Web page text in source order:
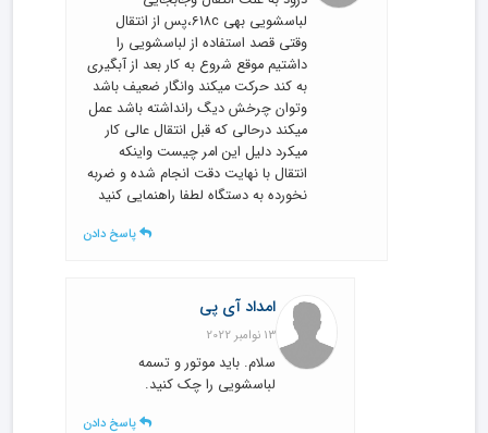
لباسشویی بهی 618c،پس از انتقال
وقتی قصد استفاده از لباسشویی را
داشتیم موقع شروع به کار بعد از آبگیری
به کند حرکت میکند وانگار ضعیف باشد
وتوان چرخش دیگ رانداشته باشد عمل
میکند درحالی که قبل انتقال عالی کار
میکرد دلیل این امر چیست واینکه
انتقال با نهایت دقت انجام شده و ضربه
نخورده به دستگاه لطفا راهنمایی کنید
پاسخ دادن
امداد آی پی
13 نوامبر 2022
سلام. باید موتور و تسمه
لباسشویی را چک کنید.
پاسخ دادن